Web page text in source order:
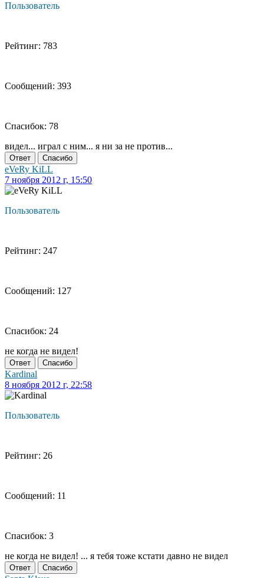
Пользователь
Рейтинг: 783
Сообщений: 393
Спасибок: 78
видел... играл с ним... я ни за не против...
Ответ Спасибо
eVeRy KiLL
7 ноября 2012 г, 15:50
Пользователь
Рейтинг: 247
Сообщений: 127
Спасибок: 24
не когда не видел!
Ответ Спасибо
Kardinal
8 ноября 2012 г, 22:58
Пользователь
Рейтинг: 26
Сообщений: 11
Спасибок: 3
не когда не видел! ... я тебя тоже кстати давно не видел
Ответ Спасибо